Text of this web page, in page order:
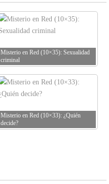
Misterio en Red (10×35): Sexualidad
criminal
Misterio en Red (10×33): ¿Quién
decide?